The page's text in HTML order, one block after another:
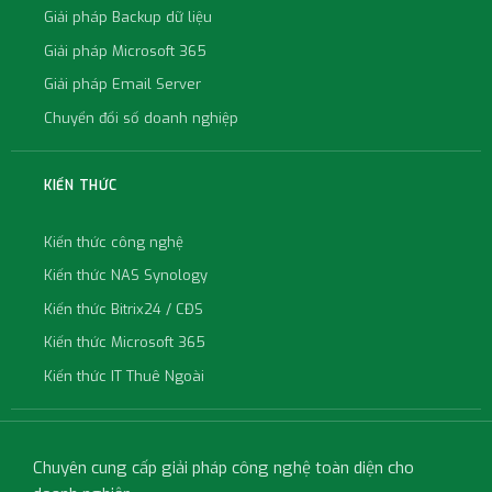
Giải pháp Backup dữ liệu
Giải pháp Microsoft 365
Giải pháp Email Server
Chuyển đổi số doanh nghiệp
KIẾN THỨC
Kiến thức công nghệ
Kiến thức NAS Synology
Kiến thức Bitrix24 / CĐS
Kiến thức Microsoft 365
Kiến thức IT Thuê Ngoài
Chuyên cung cấp giải pháp công nghệ toàn diện cho